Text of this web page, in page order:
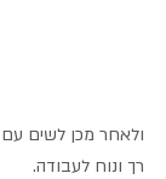
ולאחר מכן לשים עם
רך ונוח לעבודה.